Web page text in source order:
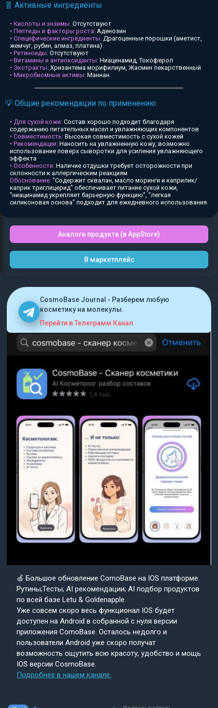
🧬 Активные ингредиенты
• Кислоты и энзимы: Отсутствуют
• Пептиды и факторы роста: Аденозин
• Специфические ингредиенты: Драгоценные порошки (аметист,
жемчуг, рубин, алмаз, платина)
• Ретиноиды: Отсутствуют
• Витамины и антиоксиданты: Ниацинамид, Токоферол
• Экстракты: Хризантема морифилиум, Жасмин лекарственный
• Микробиомные активы: Маннан
💡 Общие рекомендации по применению
• Для сухой кожи: Состав хорошо подходит благодаря
содержанию питательных масел и увлажняющих компонентов
• Совместимость: Высокая совместимость с сухой кожей
• Рекомендации: Наносить на увлажненную кожу, возможно
использование поверх сыворотки для усиления увлажняющего
эффекта
• Особенности: Наличие отдушки требует осторожности при
склонности к аллергическим реакциям
Обоснование: "Содержит сквалан, масло моринги и каприлик/
каприк триглицерид" обеспечивает питание сухой кожи,
"ниацинамид укрепляет барьерную функцию", "легкая
силиконовая основа" подходит для ежедневного использования.
Аналоги продукта (в AppStore)
В маркетплейс
CosmoBase Journal - Разберем любую
косметику на молекулы.
Перейти в Телеграмм Канал
🍏 Большое обновление ComoBase на IOS платформе.
Рутины;Тесты; AI рекомендации; AI подбор продуктов
по всей базе Letu & Goldenapple.
Уже совсем скоро весь функционал IOS будет
доступен на Android в собранной с нуля версии
приложения ComoBase. Осталось недолго и
пользователи Android уже скоро получат
возможность ощутить всю красоту, удобство и мощь
IOS версии CosmoBase.
Подробнее в нашем канале.